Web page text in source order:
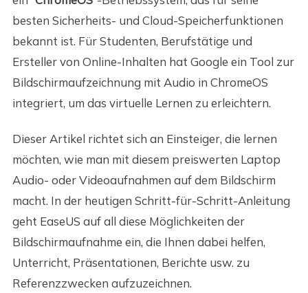
besten Sicherheits- und Cloud-Speicherfunktionen
bekannt ist. Für Studenten, Berufstätige und
Ersteller von Online-Inhalten hat Google ein Tool zur
Bildschirmaufzeichnung mit Audio in ChromeOS
integriert, um das virtuelle Lernen zu erleichtern.
Dieser Artikel richtet sich an Einsteiger, die lernen
möchten, wie man mit diesem preiswerten Laptop
Audio- oder Videoaufnahmen auf dem Bildschirm
macht. In der heutigen Schritt-für-Schritt-Anleitung
geht EaseUS auf all diese Möglichkeiten der
Bildschirmaufnahme ein, die Ihnen dabei helfen,
Unterricht, Präsentationen, Berichte usw. zu
Referenzzwecken aufzuzeichnen.